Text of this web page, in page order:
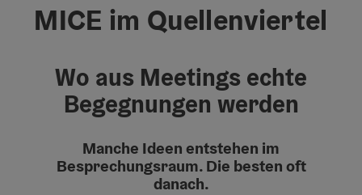
MICE im Quellenviertel
Wo aus Meetings echte
Begegnungen werden
Manche Ideen entstehen im
Besprechungsraum. Die besten oft
danach.